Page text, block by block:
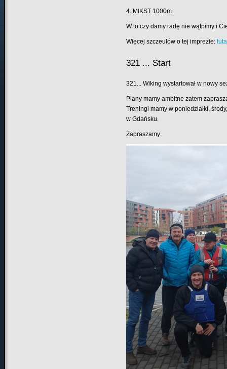
4. MIKST 1000m
W to czy damy radę nie wątpimy i
Więcej szczeułów o tej imprezie:
321 ... Start
321... Wiking wystartował w nowy
Plany mamy ambitne zatem
Treningi mamy w poniedziałki,
w Gdańsku.
Zapraszamy.